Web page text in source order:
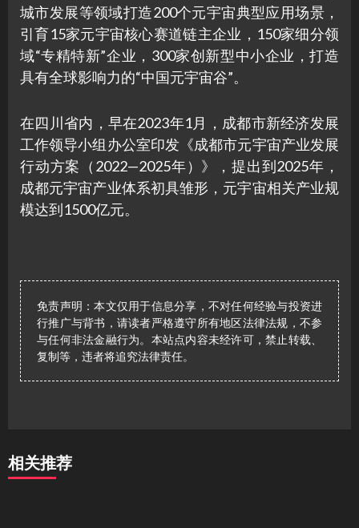
城市发展等领域打造200个元宇宙典型应用场景，
引育15家元宇宙核心赛道链主企业，150家细分领
域“专精特新”企业，300家创新型中小企业，打造
具有全球影响力的“中国元宇宙谷”。
在四川省内，早在2023年1月，成都市新经济发展
工作领导小组办公室印发《成都市元宇宙产业发展
行动方案（2022—2025年）》，提出到2025年，
成都元宇宙产业体系初具雏形，元宇宙相关产业规
模达到1500亿元。
免责声明：本文仅用于信息分享，不对任何经验与投资进
行推广与背书，请读者严格遵守所有地区法律法规，不参
与任何非法金融行为。本站点内容未经许可，禁止转载、
复制等，违者将追究法律责任。
相关推荐